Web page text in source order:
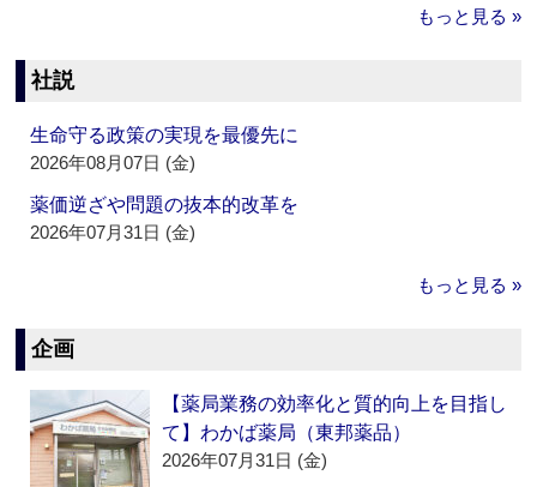
もっと見る »
社説
生命守る政策の実現を最優先に
2026年08月07日 (金)
薬価逆ざや問題の抜本的改革を
2026年07月31日 (金)
もっと見る »
企画
【薬局業務の効率化と質的向上を目指し
て】わかば薬局（東邦薬品）
2026年07月31日 (金)